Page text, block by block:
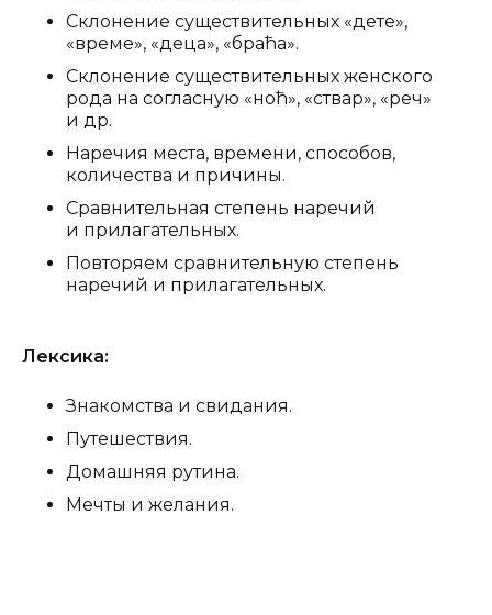
Склонение существительных «дете»,
«време», «деца», «браћа».
Склонение существительных женского
рода на согласную «ноћ», «ствар», «реч»
и др.
Наречия места, времени, способов,
количества и причины.
Сравнительная степень наречий
и прилагательных.
Повторяем сравнительную степень
наречий и прилагательных.
Лексика:
Знакомства и свидания.
Путешествия.
Домашняя рутина.
Мечты и желания.